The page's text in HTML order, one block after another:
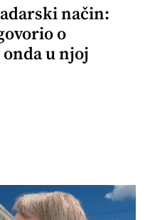
način:
o
u njoj